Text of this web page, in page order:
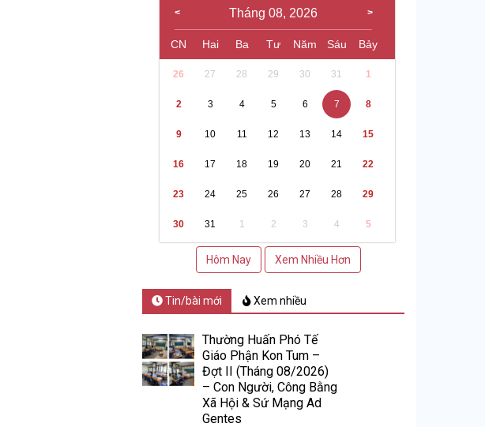
Tháng 08, 2026
CN Hai Ba Tư Năm Sáu Bảy
26 27 28 29 30 31 1
2 3 4 5 6 7 8
9 10 11 12 13 14 15
16 17 18 19 20 21 22
23 24 25 26 27 28 29
30 31 1 2 3 4 5
Hôm Nay Xem Nhiều Hơn
Tin/bài mới Xem nhiều
Thường Huấn Phó Tế
Giáo Phận Kon Tum –
Đợt II (Tháng 08/2026)
– Con Người, Công Bằng
Xã Hội & Sứ Mạng Ad
Gentes